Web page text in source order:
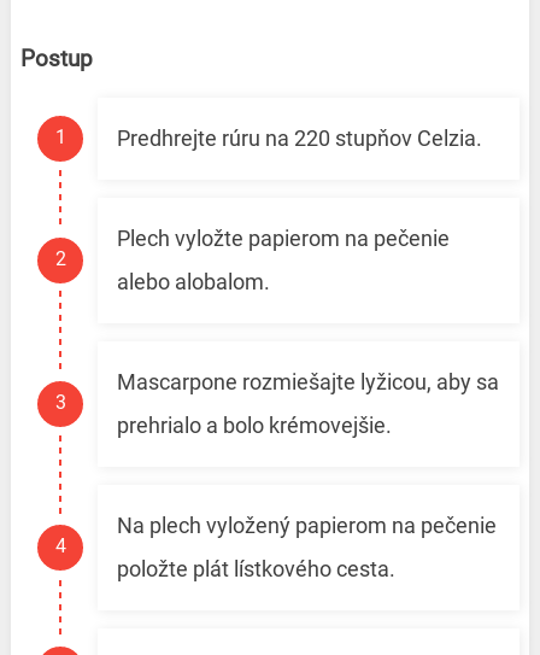
Postup
Predhrejte rúru na 220 stupňov Celzia.
Plech vyložte papierom na pečenie
alebo alobalom.
Mascarpone rozmiešajte lyžicou, aby sa
prehrialo a bolo krémovejšie.
Na plech vyložený papierom na pečenie
položte plát lístkového cesta.